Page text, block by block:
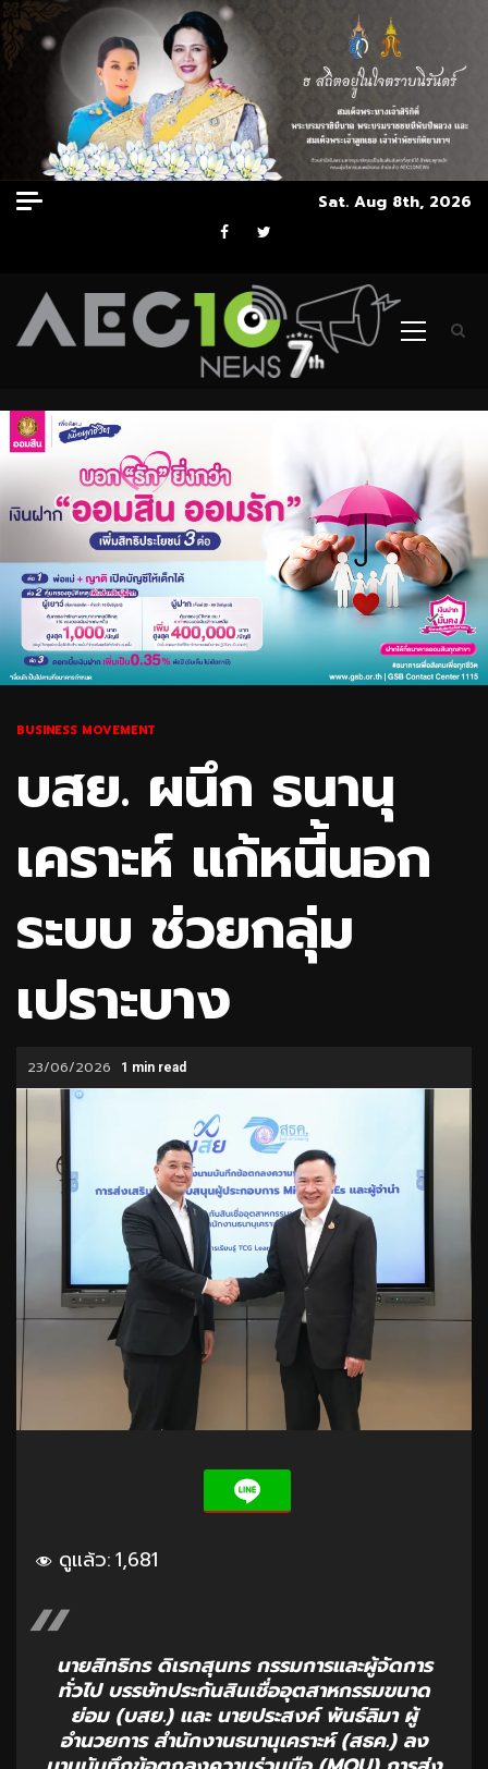
Skip
to
Sat. Aug 8th, 2026
Facebook
Twitter
Primary
BUSINESS MOVEMENT
บสย. ผนึก ธนานุ
เคราะห์ แก้หนี้นอก
ระบบ ช่วยกลุ่ม
เปราะบาง
23/06/2026 1 min read
ดูแล้ว:1,681
นายสิทธิกร ดิเรกสุนทร กรรมการและผู้จัดการ
ทั่วไป บรรษัทประกันสินเชื่ออุตสาหกรรมขนาด
ย่อม (บสย.) และ นายประสงค์ พันธ์ลิมา ผู้
อำนวยการ สำนักงานธนานุเคราะห์ (สธค.) ลง